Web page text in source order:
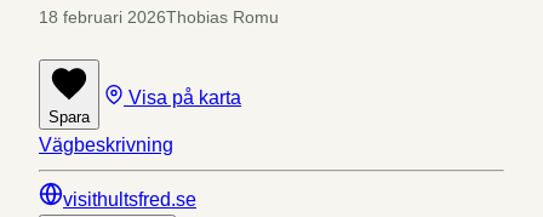
18 februari 2026Thobias Romu
Spara
Visa på karta
Vägbeskrivning
visithultsfred.se